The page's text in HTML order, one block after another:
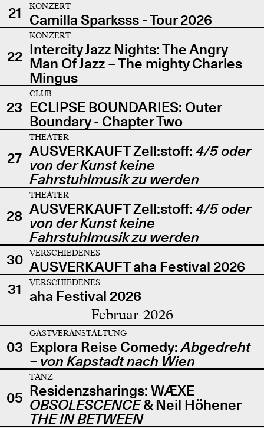
21
KONZERT
Camilla Sparksss - Tour 2026
22
KONZERT
Intercity Jazz Nights: The Angry
Man Of Jazz – The mighty Charles
Mingus
23
CLUB
ECLIPSE BOUNDARIES: Outer
Boundary - Chapter Two
27
THEATER
AUSVERKAUFT Zell:stoff: 4/5 oder
von der Kunst keine
Fahrstuhlmusik zu werden
28
THEATER
AUSVERKAUFT Zell:stoff: 4/5 oder
von der Kunst keine
Fahrstuhlmusik zu werden
30
VERSCHIEDENES
AUSVERKAUFT aha Festival 2026
31
VERSCHIEDENES
aha Festival 2026
Februar 2026
03
GASTVERANSTALTUNG
Explora Reise Comedy:Abgedreht
– von Kapstadt nach Wien
05
TANZ
Residenzsharings: WÆXE
OBSOLESCENCE& Neil Höhener
THE IN BETWEEN